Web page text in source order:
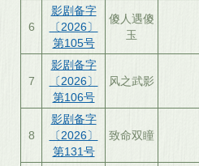
6
影剧备字
〔2026〕
第105号
傻人遇傻
玉
7
影剧备字
〔2026〕
第106号
风之武影
8
影剧备字
〔2026〕
第131号
致命双瞳